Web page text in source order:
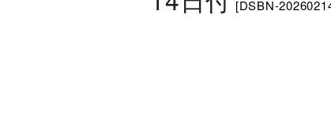
[DSBN-